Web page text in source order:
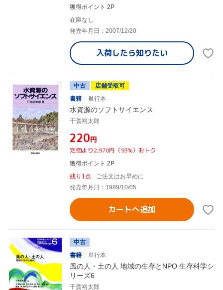
獲得ポイント 2P
在庫なし
発売年月日：2007/12/20
入荷したら知りたい
中古
店舗受取可
書籍
単行本
水資源のソフトサイエンス
千賀裕太郎
¥220円
定価より2,970円（93%）おトク
獲得ポイント 2P
残り1点
ご注文はお早めに
発売年月日：1989/10/05
カートへ追加
中古
書籍
単行本
風の人・土の人 地域の生存とNPO 生存科学シ
リーズ6
千賀裕太郎